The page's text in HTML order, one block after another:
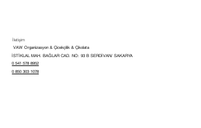
İletişim
VAW Organizasyon & Çicekçilik & Çikolata
İSTİKLAL MAH. BAĞLAR CAD. NO: 93 B SERDİVAN/ SAKARYA
0 541 578 8952
0 850 303 1078